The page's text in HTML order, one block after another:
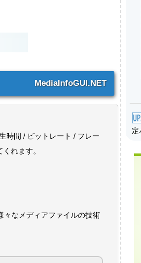
MediaInfoGUI.NET
時間 / ビットレート / フレー
れます。
々なメディアファイルの技術